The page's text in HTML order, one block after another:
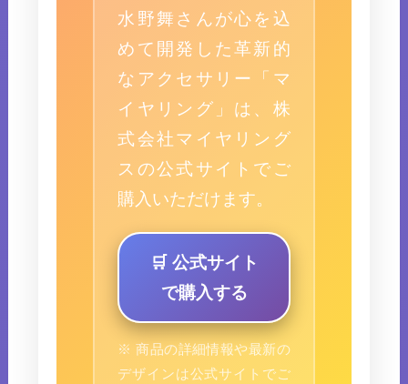
水野舞さんが心を込
めて開発した革新的
なアクセサリー「マ
イヤリング」は、株
式会社マイヤリング
スの公式サイトでご
購入いただけます。
🛒 公式サイト
で購入する
※ 商品の詳細情報や最新の
デザインは公式サイトでご